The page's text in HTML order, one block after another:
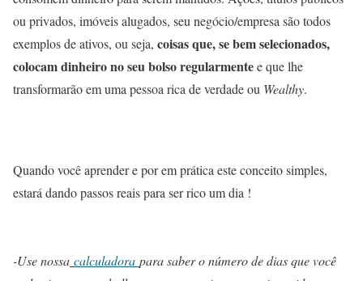
ou privados, imóveis alugados, seu negócio/empresa são todos
exemplos de ativos, ou seja, coisas que, se bem selecionados,
colocam dinheiro no seu bolso regularmentee que lhe
transformarão em uma pessoa rica de verdade ou Wealthy.
Quando você aprender e por em prática este conceito simples,
estará dando passos reais para ser rico um dia !
-Use nossa calculadora para saber o número de dias que você